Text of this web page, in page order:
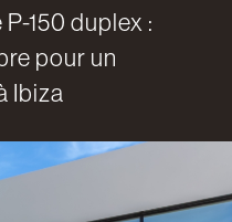
150 duplex :
pour un
Ibiza